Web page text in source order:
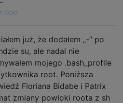
Gold
już, że dodałem „-” po
su, ale nadal nie
mojego .bash_profile
root. Poniższa
Floriana Bidabe i Patrix
zmiany powłoki roota z sh